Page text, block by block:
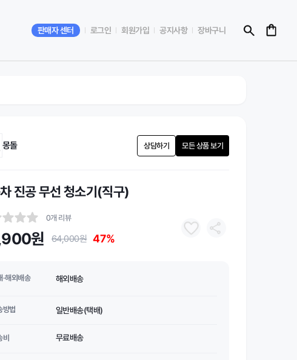
판매자 센터 로그인 회원가입 공지사항 장바구니
몽돌 상담하기 모든 상품 보기
진공 무선 청소기(직구)
0개 리뷰
원 64,000원 47%
·해외배송 해외배송
방법 일반배송(택배)
비 무료배송